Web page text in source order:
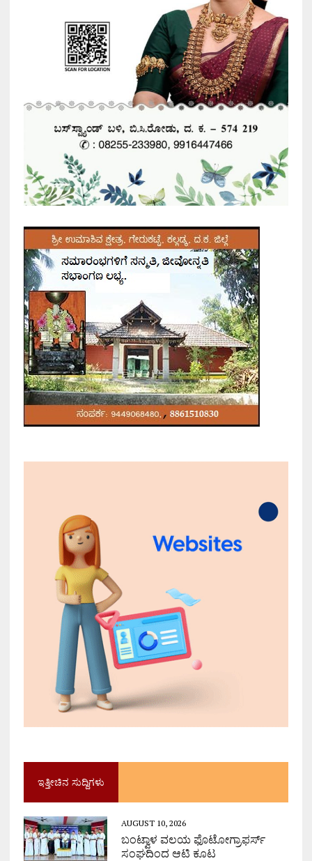
ಇತ್ತೀಚಿನ ಸುದ್ದಿಗಳು
AUGUST 10, 2026
ಬಂಟ್ವಾಳ ವಲಯ ಫೊಟೋಗ್ರಾಫರ್ಸ್
ಸಂಘದಿಂದ ಆಟಿ ಕೂಟ